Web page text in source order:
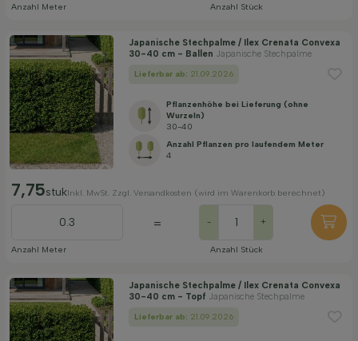
Anzahl Meter Anzahl Stück
Japanische Stechpalme / Ilex Crenata Convexa
30-40 cm - Ballen Japanische Stechpalme
Lieferbar ab: 21.09.2026
Pflanzenhöhe bei Lieferung (ohne
Wurzeln)
30-40
Anzahl Pflanzen pro laufendem Meter
4
7,75stukInkl. MwSt. Zzgl. Versandkosten (wird im Warenkorb berechnet)
Anzahl Meter
= - +
Anzahl Stück
Japanische Stechpalme / Ilex Crenata Convexa
30-40 cm - Topf Japanische Stechpalme
Lieferbar ab: 21.09.2026